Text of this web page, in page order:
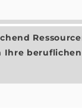
beruflichen